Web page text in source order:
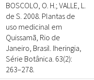
BOSCOLO, O. H.; VALLE, L.
de S. 2008. Plantas de
uso medicinal em
Quissamã, Rio de
Janeiro, Brasil. Iheringia,
Série Botânica. 63(2):
263–278.